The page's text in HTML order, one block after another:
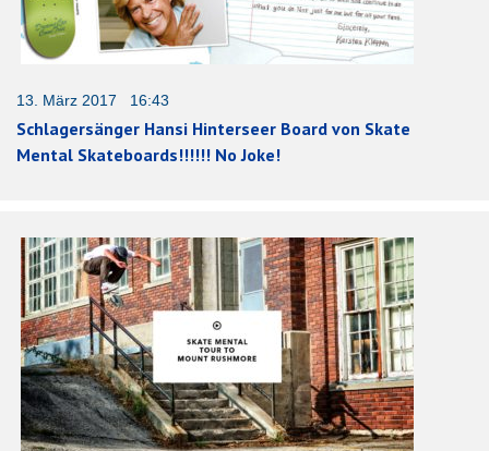
13. März 2017 16:43
Schlagersänger Hansi Hinterseer Board von Skate
Mental Skateboards!!!!!! No Joke!